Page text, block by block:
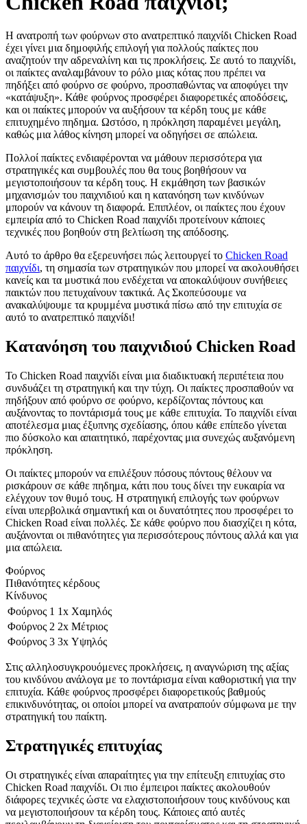
Η ανατροπή των φούρνων στο ανατρεπτικό παιχνίδι Chicken Road
έχει γίνει μια δημοφιλής επιλογή για πολλούς παίκτες που
αναζητούν την αδρεναλίνη και τις προκλήσεις. Σε αυτό το παιχνίδι,
οι παίκτες αναλαμβάνουν το ρόλο μιας κότας που πρέπει να
πηδήξει από φούρνο σε φούρνο, προσπαθώντας να αποφύγει την
«κατάψυξη». Κάθε φούρνος προσφέρει διαφορετικές αποδόσεις,
και οι παίκτες μπορούν να αυξήσουν τα κέρδη τους με κάθε
επιτυχημένο πηδημα. Ωστόσο, η πρόκληση παραμένει μεγάλη,
καθώς μια λάθος κίνηση μπορεί να οδηγήσει σε απώλεια.
Πολλοί παίκτες ενδιαφέρονται να μάθουν περισσότερα για
στρατηγικές και συμβουλές που θα τους βοηθήσουν να
μεγιστοποιήσουν τα κέρδη τους. Η εκμάθηση των βασικών
μηχανισμών του παιχνιδιού και η κατανόηση των κινδύνων
μπορούν να κάνουν τη διαφορά. Επιπλέον, οι παίκτες που έχουν
εμπειρία από το Chicken Road παιχνίδι προτείνουν κάποιες
τεχνικές που βοηθούν στη βελτίωση της απόδοσης.
Αυτό το άρθρο θα εξερευνήσει πώς λειτουργεί το Chicken Road
παιχνίδι, τη σημασία των στρατηγικών που μπορεί να ακολουθήσει
κανείς και τα μυστικά που ενδέχεται να αποκαλύψουν συνήθειες
παικτών που πετυχαίνουν τακτικά. Ας Σκοπεύσουμε να
ανακαλύψουμε τα κρυμμένα μυστικά πίσω από την επιτυχία σε
αυτό το ανατρεπτικό παιχνίδι!
Κατανόηση του παιχνιδιού Chicken Road
Το Chicken Road παιχνίδι είναι μια διαδικτυακή περιπέτεια που
συνδυάζει τη στρατηγική και την τύχη. Οι παίκτες προσπαθούν να
πηδήξουν από φούρνο σε φούρνο, κερδίζοντας πόντους και
αυξάνοντας το ποντάρισμά τους με κάθε επιτυχία. Το παιχνίδι είναι
αποτέλεσμα μιας έξυπνης σχεδίασης, όπου κάθε επίπεδο γίνεται
πιο δύσκολο και απαιτητικό, παρέχοντας μια συνεχώς αυξανόμενη
πρόκληση.
Οι παίκτες μπορούν να επιλέξουν πόσους πόντους θέλουν να
ρισκάρουν σε κάθε πηδημα, κάτι που τους δίνει την ευκαιρία να
ελέγχουν τον θυμό τους. Η στρατηγική επιλογής των φούρνων
είναι υπερβολικά σημαντική και οι δυνατότητες που προσφέρει το
Chicken Road είναι πολλές. Σε κάθε φούρνο που διασχίζει η κότα,
αυξάνονται οι πιθανότητες για περισσότερους πόντους αλλά και για
μια απώλεια.
Φούρνος
Πιθανότητες κέρδους
Κίνδυνος
Φούρνος 1 1x Χαμηλός
Φούρνος 2 2x Μέτριος
Φούρνος 3 3x Υψηλός
Στις αλληλοσυγκρουόμενες προκλήσεις, η αναγνώριση της αξίας
του κινδύνου ανάλογα με το ποντάρισμα είναι καθοριστική για την
επιτυχία. Κάθε φούρνος προσφέρει διαφορετικούς βαθμούς
επικινδυνότητας, οι οποίοι μπορεί να ανατραπούν σύμφωνα με την
στρατηγική του παίκτη.
Στρατηγικές επιτυχίας
Οι στρατηγικές είναι απαραίτητες για την επίτευξη επιτυχίας στο
Chicken Road παιχνίδι. Οι πιο έμπειροι παίκτες ακολουθούν
διάφορες τεχνικές ώστε να ελαχιστοποιήσουν τους κινδύνους και
να μεγιστοποιήσουν τα κέρδη τους. Κάποιες από αυτές